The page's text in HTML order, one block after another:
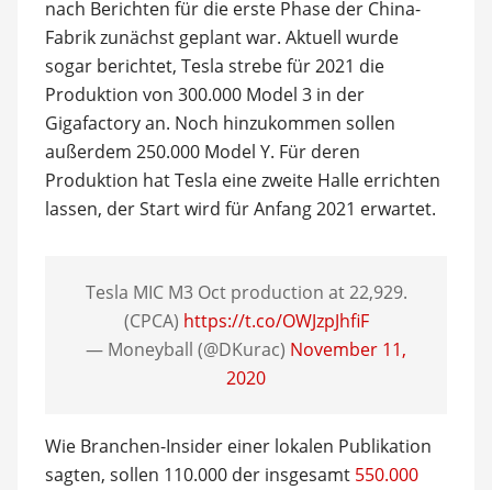
nach Berichten für die erste Phase der China-
Fabrik zunächst geplant war. Aktuell wurde
sogar berichtet, Tesla strebe für 2021 die
Produktion von 300.000 Model 3 in der
Gigafactory an. Noch hinzukommen sollen
außerdem 250.000 Model Y. Für deren
Produktion hat Tesla eine zweite Halle errichten
lassen, der Start wird für Anfang 2021 erwartet.
Tesla MIC M3 Oct production at 22,929.
(CPCA) https://t.co/OWJzpJhfiF
— Moneyball (@DKurac) November 11,
2020
Wie Branchen-Insider einer lokalen Publikation
sagten, sollen 110.000 der insgesamt 550.000